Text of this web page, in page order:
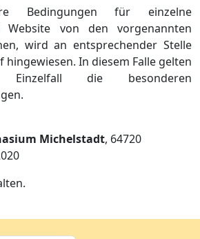
Bedingungen für einzelne
Website von den vorgenannten
wird an entsprechender Stelle
In diesem Falle gelten
die besonderen
Michelstadt, 64720